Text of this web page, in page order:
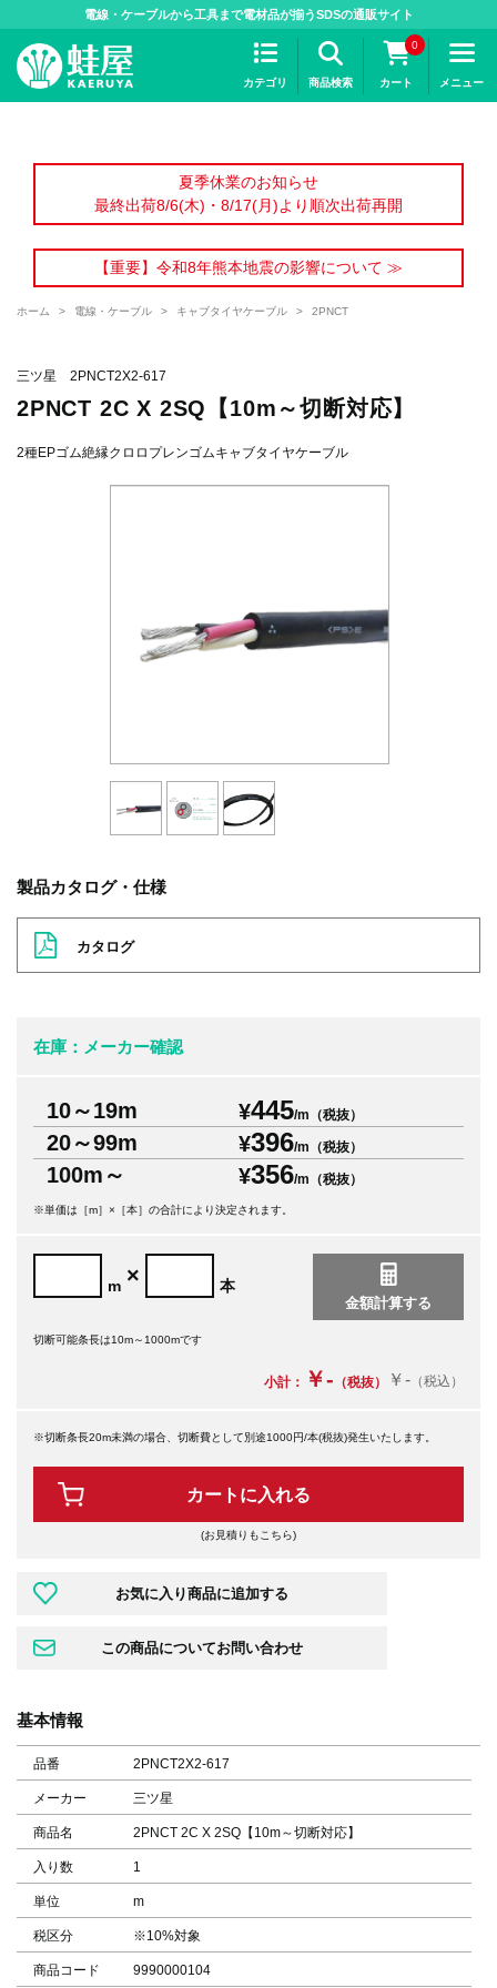
電線・ケーブルから工具まで電材品が揃うSDSの通販サイト
カテゴリ 商品検索
0
カート メニュー
夏季休業のお知らせ
最終出荷8/6(木)・8/17(月)より順次出荷再開
【重要】令和8年熊本地震の影響について ≫
ホーム > 電線・ケーブル > キャブタイヤケーブル > 2PNCT
三ツ星 2PNCT2X2-617
2PNCT 2C X 2SQ【10m～切断対応】
2種EPゴム絶縁クロロプレンゴムキャブタイヤケーブル
製品カタログ・仕様
カタログ
在庫：メーカー確認
10～19m ¥445/m（税抜）
20～99m ¥396/m（税抜）
100m～ ¥356/m（税抜）
※単価は［m］×［本］の合計により決定されます。
m × 本
切断可能条長は10m～1000mです
小計： ￥- （税抜） ￥- （税込）
※切断条長20m未満の場合、切断費として別途1000円/本(税抜)発生いたします。
カートに入れる
(お見積りもこちら)
基本情報
品番 2PNCT2X2-617
メーカー 三ツ星
商品名 2PNCT 2C X 2SQ【10m～切断対応】
入り数 1
単位 m
税区分 ※10%対象
商品コード 9990000104